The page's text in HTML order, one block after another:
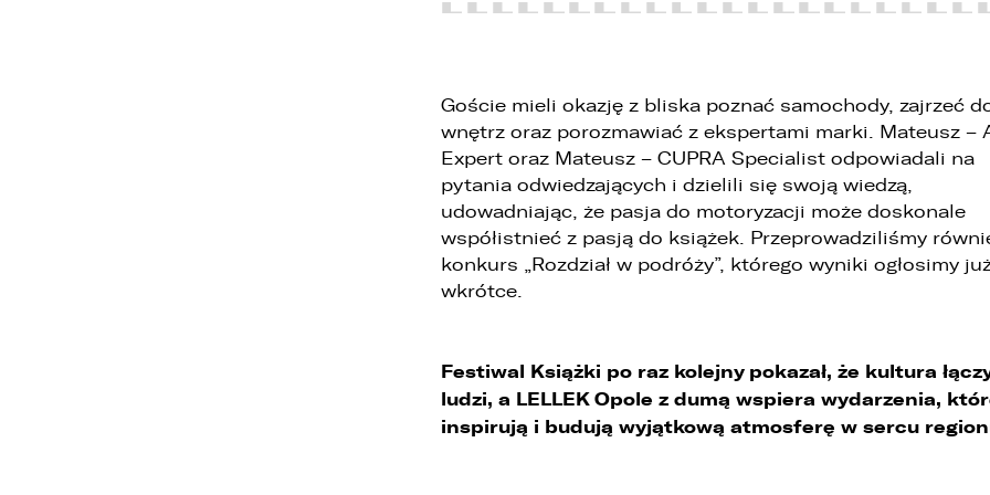
Goście mieli okazję z bliska poznać samochody, zajrzeć
wnętrz oraz porozmawiać z ekspertami marki. Mateusz –
Expert oraz Mateusz – CUPRA Specialist odpowiadali na
pytania odwiedzających i dzielili się swoją wiedzą,
udowadniając, że pasja do motoryzacji może doskonale
współistnieć z pasją do książek. Przeprowadziliśmy
konkurs „Rozdział w podróży”, którego wyniki ogłosimy
wkrótce.
Festiwal Książki po raz kolejny pokazał, że kultura
ludzi, a LELLEK Opole z dumą wspiera wydarzenia,
inspirują i budują wyjątkową atmosferę w sercu
WHATSAPP
EMAIL
SKOPIUJ LINK
zautomatyzowany i nie będą podlegały profilowaniu.
6. Administrator nie przekazuje danych osobowych do państwa